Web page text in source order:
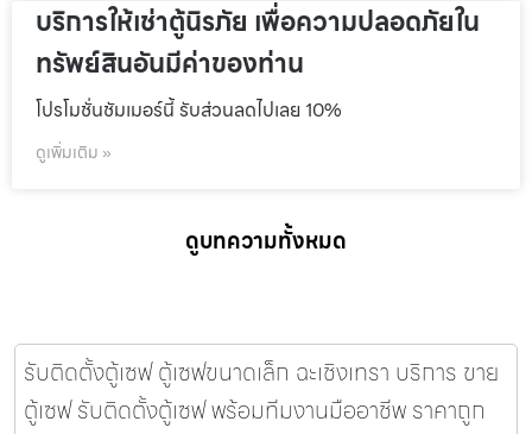
บริการให้เช่าตู้นิรภัย เพื่อความปลอดภัยใน
ทรัพย์สินอันมีค่าของท่าน
โปรโมชั่นชัมเมอร์นี้ รับส่วนลดไปเลย 10%
ดูเพิ่มเติม »
ดูบทความทั้งหมด
รับติดตั้งตู้เซฟ ตู้เซฟขนาดเล็ก ฉะเชิงเทรา บริการ ขาย
ตู้เซฟ รับติดตั้งตู้เซฟ พร้อมทีมงานมืออาชีพ ราคาถูก